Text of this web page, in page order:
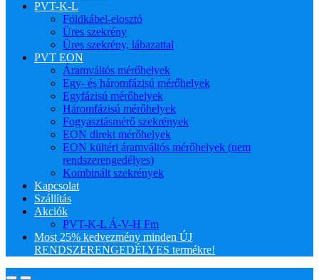
PVT-K-L
Földkábel-elosztó
Üres szekrény
Üres szekrény, lábazattal
PVT EON
Áramváltós mérőhelyek
Egy- és háromfázisú mérőhelyek
Egyfázisú mérőhelyek
Háromfázisú mérőhelyek
Fogyasztásmérő szekrények
EON direkt mérőhelyek
EON kültéri áramváltós mérőhelyek (nem
rendszerengedélyes)
Kombinált szekrények
Kapcsolat
Szállítás
Akciók
PVT-K-L Á-V-H Fm
Most 25% kedvezmény minden ÚJ
RENDSZERENGEDÉLYES termékre!